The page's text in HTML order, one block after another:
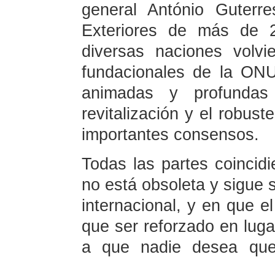
general António
Exteriores de más de
diversas naciones
fundacionales de la
animadas y
revitalización y el
importantes consensos.
Todas las partes
no está obsoleta y sigue
internacional, y en que
que ser reforzado en
a que nadie desea